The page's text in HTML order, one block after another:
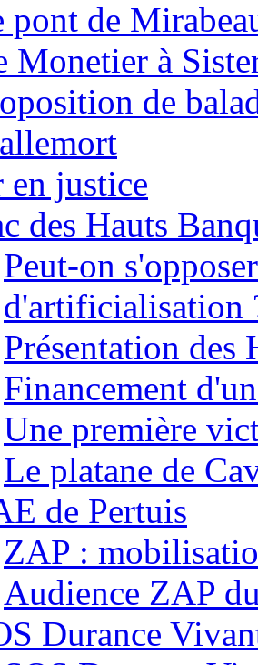
pont de
Monetier à
de
en justice
des Hauts
Peut-on
d'artificialisation
Présentation des
Financement
Une première
Le platane de
de Pertuis
ZAP :
Audience ZAP
Durance